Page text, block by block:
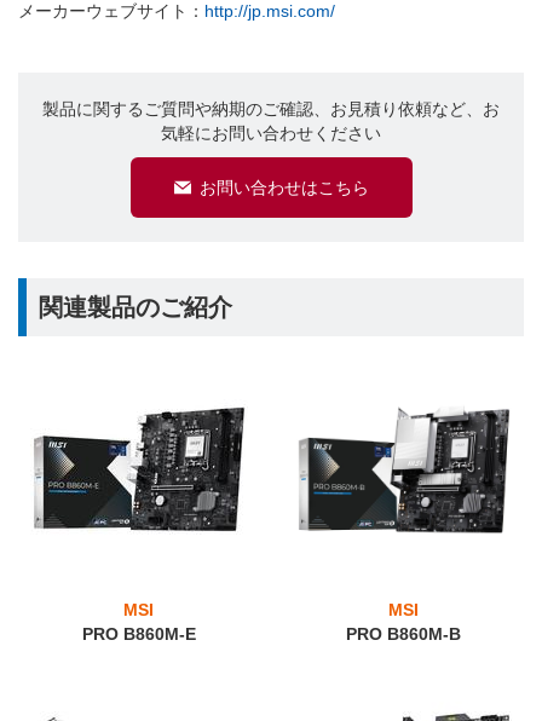
メーカーウェブサイト： http://jp.msi.com/
製品に関するご質問や納期のご確認、お見積り依頼など、お
気軽にお問い合わせください
お問い合わせはこちら
関連製品のご紹介
MSI
PRO B860M-E
MSI
PRO B860M-B